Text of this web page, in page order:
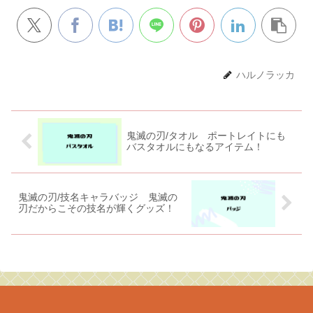
ハルノラッカ
鬼滅の刃/タオル ポートレイトにも
バスタオルにもなるアイテム！
鬼滅の刃/技名キャラバッジ 鬼滅の
刃だからこその技名が輝くグッズ！